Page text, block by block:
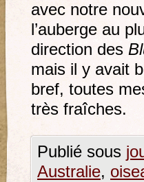
avec notre
l’auberge au
direction des
mais il y avait
bref, toutes
très fraîches.
Publié sous
Australie,